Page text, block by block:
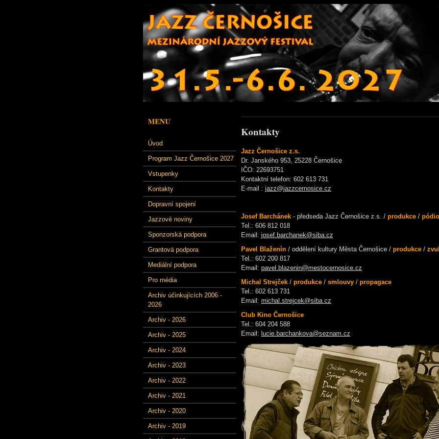
MENU
Úvod
Program Jazz Černošice 2027
Vstupenky
Kontakty
Dopravní spojení
Jazzové noviny
Sponzorská podpora
Grantová podpora
Mediální podpora
Pro média
Archiv účinkujících 2006 -
2026
Archiv - 2026
Archiv - 2025
Archiv - 2024
Archiv - 2023
Archiv - 2022
Archiv - 2021
Archiv - 2020
Archiv - 2019
Kontakty
Jazz Černošice z.s.
Dr. Janského 953, 25228 Černošice
IČO: 22693751
Kontaktní telefon: 602 613 731
E-mail : jazz@jazzcernosice.cz
Josef Barchánek - předseda Jazz Černošice z.s. / produkce /
Tel.: 606 812 018
Email: josef.barchanek@siba.cz
Pavel Blaženín / oddělení kultury Města Černošice / produkce /
Tel.: 602 200 817
Email: pavel.blazenin@mestocernosice.cz
Michal Strejček / produkce / smlouvy / propagace
Tel.: 602 613 731
Email: michal.strejcek@siba.cz
Club Kino Černošice
Tel.: 604 204 588
Email: lucie.barchankova@seznam.cz